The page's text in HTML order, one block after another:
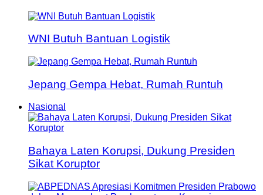
WNI Butuh Bantuan Logistik
Jepang Gempa Hebat, Rumah Runtuh
Nasional
Bahaya Laten Korupsi, Dukung Presiden
Sikat Koruptor